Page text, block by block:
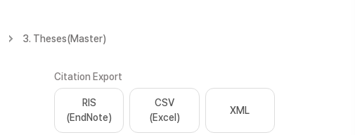
3. Theses(Master)
Citation Export
RIS
(EndNote)
CSV
(Excel)
XML